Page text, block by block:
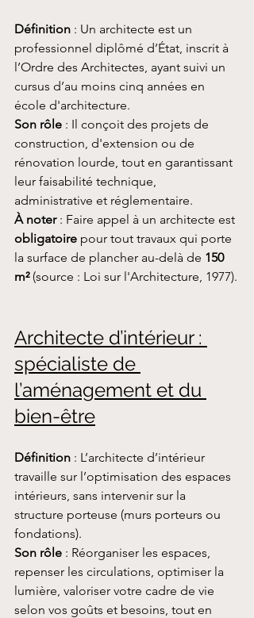
Définition : Un architecte est un
professionnel diplômé d’État, inscrit à
l’Ordre des Architectes, ayant suivi un
cursus d’au moins cinq années en
école d'architecture.
Son rôle : Il conçoit des projets de
construction, d'extension ou de
rénovation lourde, tout en garantissant
leur faisabilité technique,
administrative et réglementaire.
À noter : Faire appel à un architecte est
obligatoire pour tout travaux qui porte
la surface de plancher au-delà de 150
m² (source : Loi sur l'Architecture, 1977).
Architecte d’intérieur :
spécialiste de
l’aménagement et du
bien-être
Définition : L’architecte d’intérieur
travaille sur l’optimisation des espaces
intérieurs, sans intervenir sur la
structure porteuse (murs porteurs ou
fondations).
Son rôle : Réorganiser les espaces,
repenser les circulations, optimiser la
lumière, valoriser votre cadre de vie
selon vos goûts et besoins, tout en